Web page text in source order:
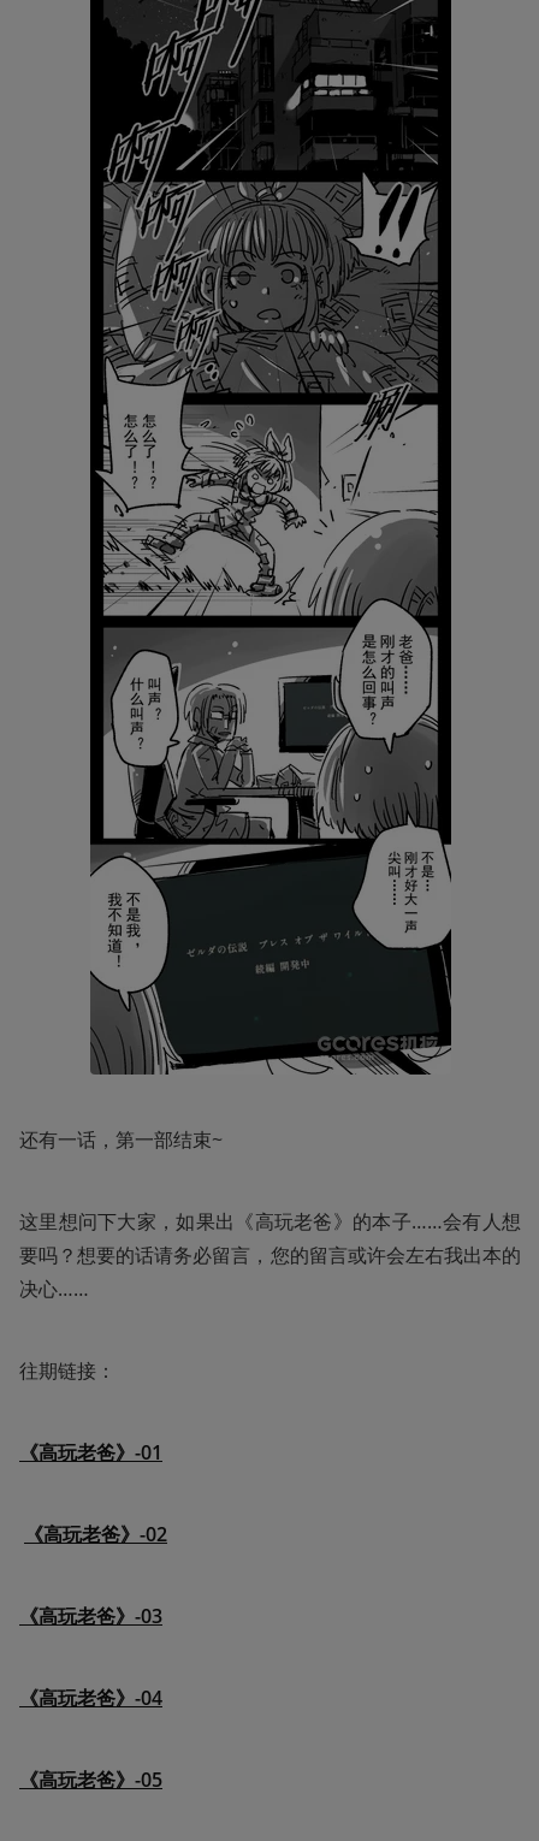
还有一话，第一部结束~
这里想问下大家，如果出《高玩老爸》的本子……会有人想
要吗？想要的话请务必留言，您的留言或许会左右我出本的
决心……
往期链接：
《高玩老爸》-01
《高玩老爸》-02
《高玩老爸》-03
《高玩老爸》-04
《高玩老爸》-05